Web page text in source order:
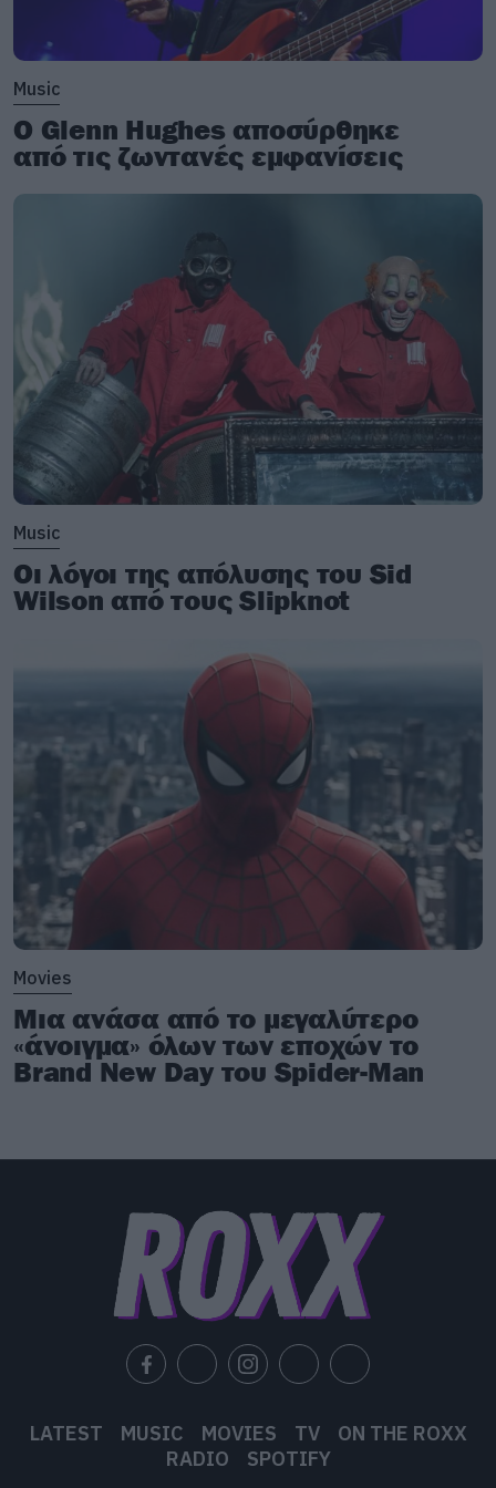
Music
Ο Glenn Hughes αποσύρθηκε
από τις ζωντανές εμφανίσεις
Music
Οι λόγοι της απόλυσης του Sid
Wilson από τους Slipknot
Movies
Μια ανάσα από το μεγαλύτερο
«άνοιγμα» όλων των εποχών το
Brand New Day του Spider-Man
LATEST MUSIC MOVIES TV
ON THE ROXX
RADIO
SPOTIFY